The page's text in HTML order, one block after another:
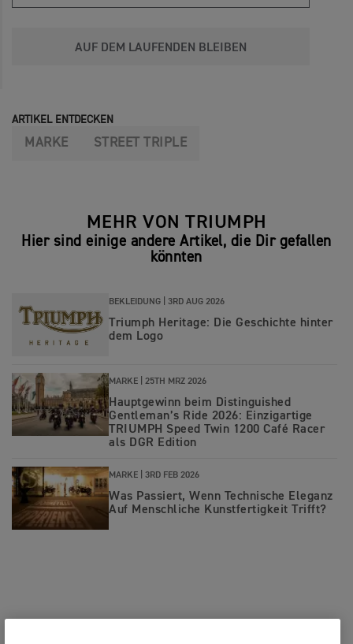
AUF DEM LAUFENDEN BLEIBEN
ARTIKEL ENTDECKEN
MARKE STREET TRIPLE
MEHR VON TRIUMPH
Hier sind einige andere Artikel, die Dir gefallen
könnten
BEKLEIDUNG | 3RD AUG 2026
Triumph Heritage: Die Geschichte hinter
dem Logo
MARKE | 25TH MRZ 2026
Hauptgewinn beim Distinguished
Gentleman’s Ride 2026: Einzigartige
TRIUMPH Speed Twin 1200 Café Racer
als DGR Edition
MARKE | 3RD FEB 2026
Was Passiert, Wenn Technische Eleganz
Auf Menschliche Kunstfertigkeit Trifft?